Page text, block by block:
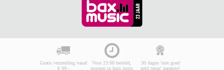
Gratis verzending vanaf
€ 99,-
Voor 23:00 besteld,
morgen in huis (mits
30 dagen 'niet goed
geld terug' garantie!